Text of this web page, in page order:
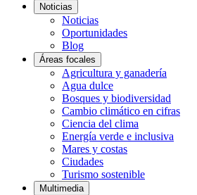
Noticias
Noticias
Oportunidades
Blog
Áreas focales
Agricultura y ganadería
Agua dulce
Bosques y biodiversidad
Cambio climático en cifras
Ciencia del clima
Energía verde e inclusiva
Mares y costas
Ciudades
Turismo sostenible
Multimedia